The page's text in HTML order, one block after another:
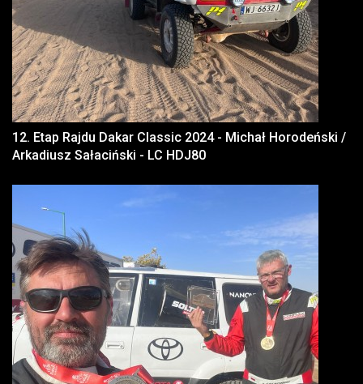
12. Etap Rajdu Dakar Classic 2024 - Michał Horodeński /
Arkadiusz Sałaciński - LC HDJ80